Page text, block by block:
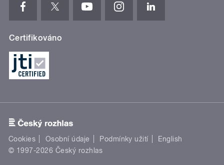
Certifikováno
Cookies Osobní údaje Podmínky užití
English
© 1997-2026 Český rozhlas